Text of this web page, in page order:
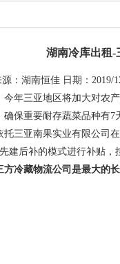
湖南冷库出租-
： 湖南恒佳日期：2019/
年三亚地区将加大对农
重要耐存蔬菜品种有7
三亚南果实业有限公司
建后补的模式进行补贴，
方冷藏物流公司是最大的